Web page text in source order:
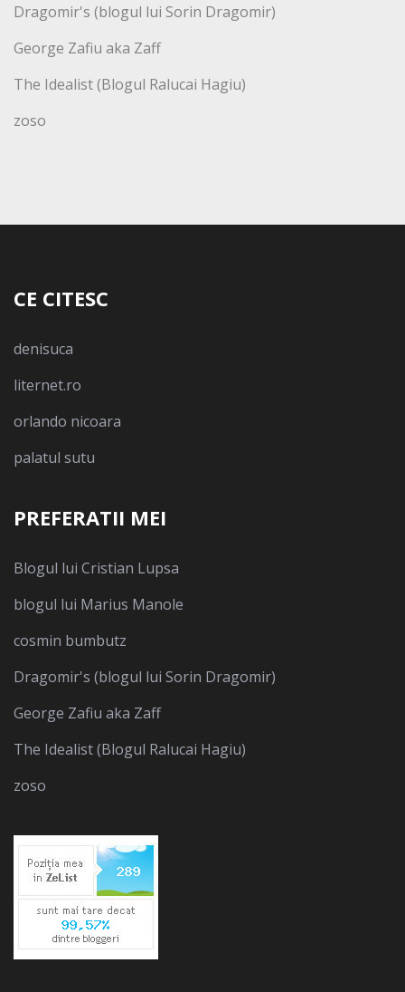
Dragomir's (blogul lui Sorin Dragomir)
George Zafiu aka Zaff
The Idealist (Blogul Ralucai Hagiu)
zoso
CE CITESC
denisuca
liternet.ro
orlando nicoara
palatul sutu
PREFERATII MEI
Blogul lui Cristian Lupsa
blogul lui Marius Manole
cosmin bumbutz
Dragomir's (blogul lui Sorin Dragomir)
George Zafiu aka Zaff
The Idealist (Blogul Ralucai Hagiu)
zoso